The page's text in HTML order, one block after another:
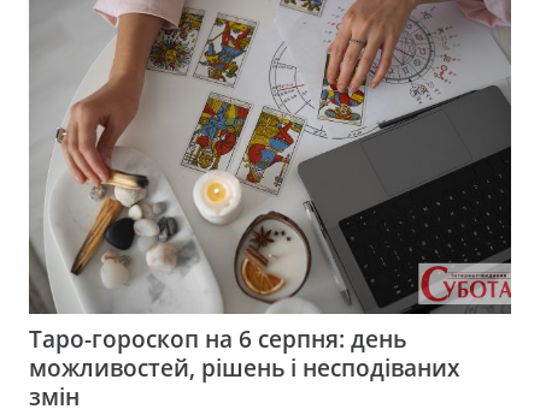
Таро-гороскоп на 6 серпня: день
можливостей, рішень і несподіваних
змін